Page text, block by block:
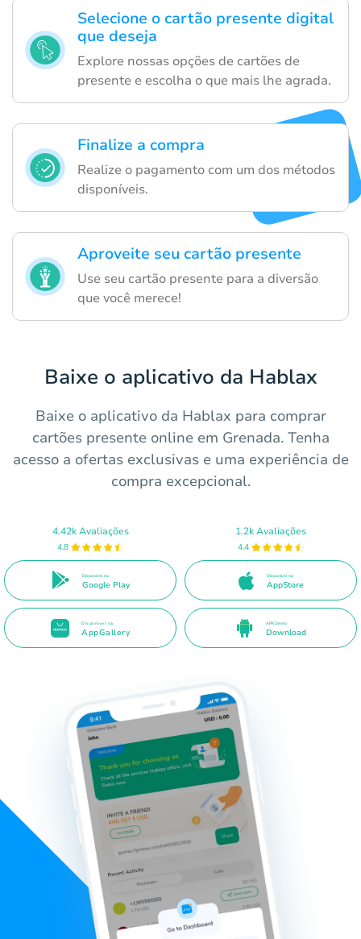
Selecione o cartão presente digital
que deseja
Explore nossas opções de cartões de
presente e escolha o que mais lhe agrada.
Finalize a compra
Realize o pagamento com um dos métodos
disponíveis.
Aproveite seu cartão presente
Use seu cartão presente para a diversão
que você merece!
Baixe o aplicativo da Hablax
Baixe o aplicativo da Hablax para comprar
cartões presente online em Grenada. Tenha
acesso a ofertas exclusivas e uma experiência de
compra excepcional.
4.42k Avaliações
4.8
Disponível no
Google Play
1.2k Avaliações
4.4
Disponível na
AppStore
Disponível na
AppGallery
APK Direto
Download